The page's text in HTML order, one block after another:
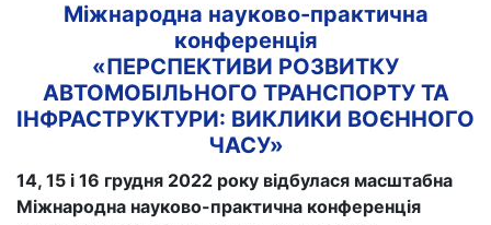
Міжнародна науково-практична
конференція
«ПЕРСПЕКТИВИ РОЗВИТКУ
АВТОМОБІЛЬНОГО ТРАНСПОРТУ ТА
ІНФРАСТРУКТУРИ: ВИКЛИКИ ВОЄННОГО
ЧАСУ»
14, 15 і 16 грудня 2022 року відбулася масштабна
Міжнародна науково-практична конференція